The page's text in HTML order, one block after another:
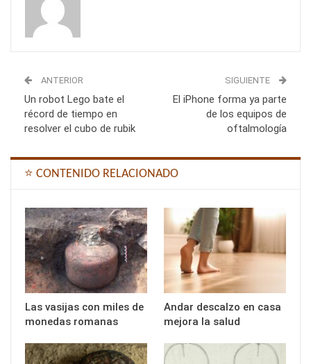
ANTERIOR
Un robot Lego bate el
récord de tiempo en
resolver el cubo de rubik
SIGUIENTE
El iPhone forma ya parte
de los equipos de
oftalmología
⭐ CONTENIDO RELACIONADO
Las vasijas con miles de
monedas romanas
Andar descalzo en casa
mejora la salud